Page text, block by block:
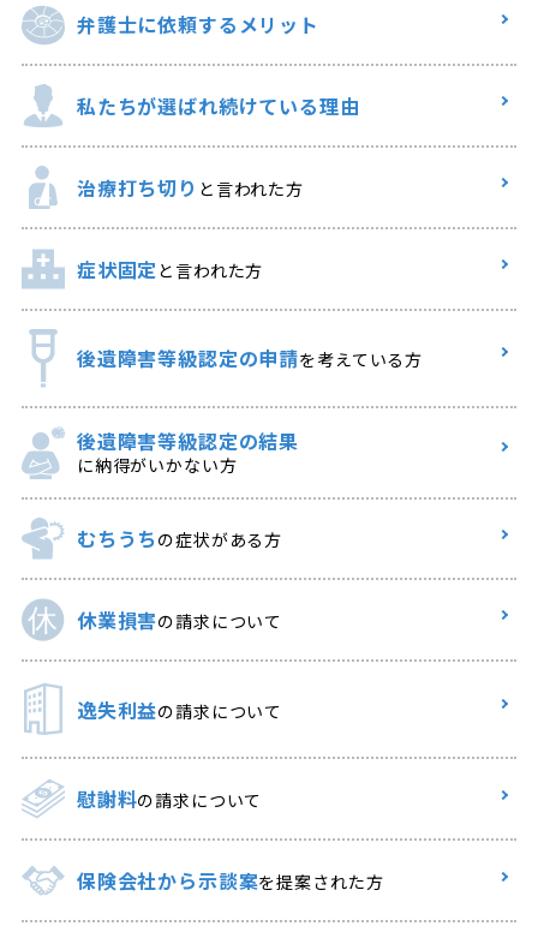
弁護士に依頼するメリット
私たちが選ばれ続けている理由
治療打ち切り と言われた方
症状固定 と言われた方
後遺障害等級認定の申請を考えている方
後遺障害等級認定の結果
に納得がいかない方
むちうちの症状がある方
休業損害の請求について
逸失利益の請求について
慰謝料の請求について
保険会社から示談案を提案された方